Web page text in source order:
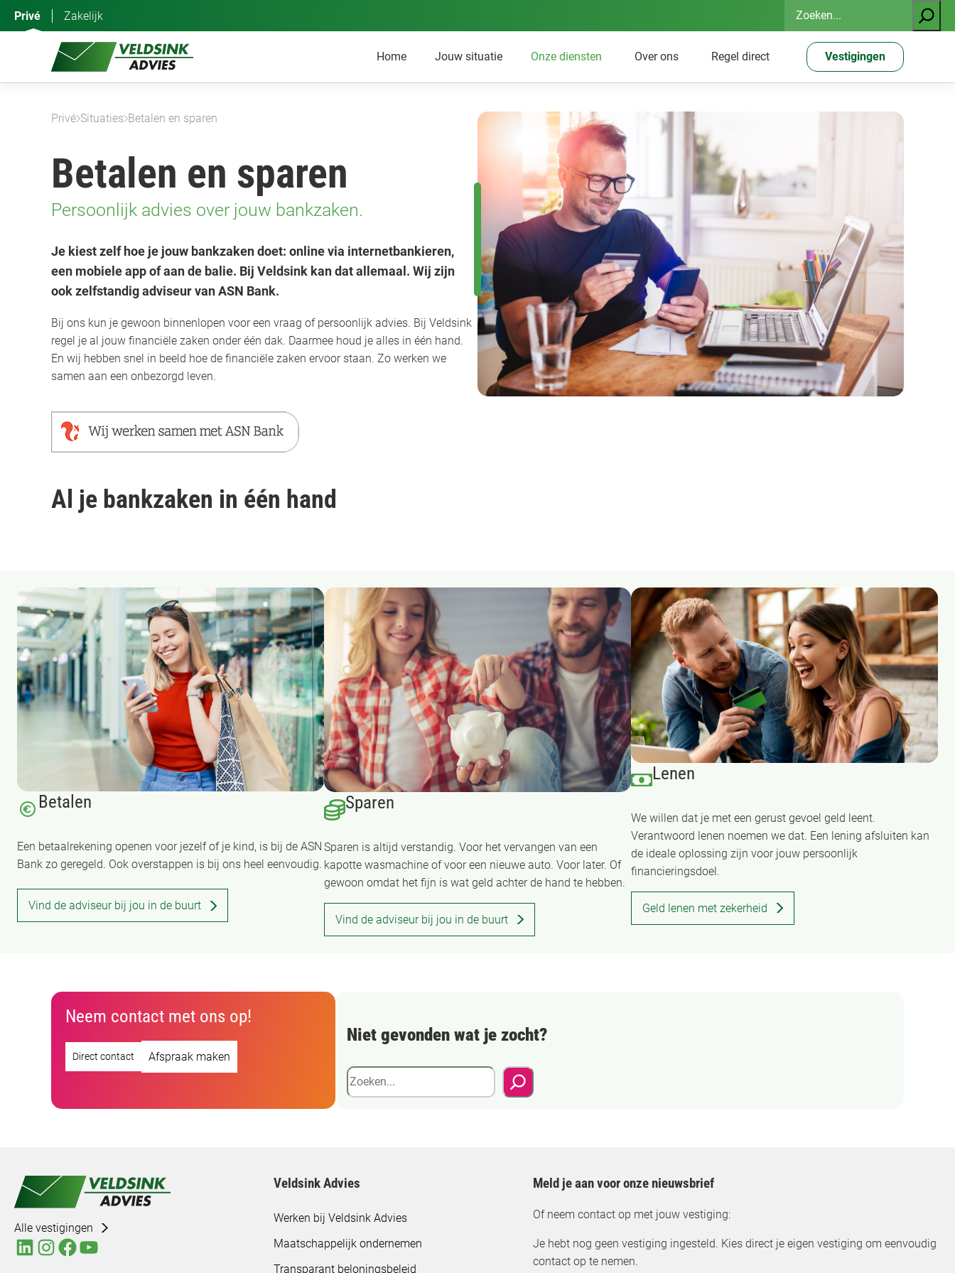
Privé Zakelijk
Zoeken
Home Jouw situatie Onze diensten Over ons Regel direct Vestigingen
Privé Situaties Betalen en sparen
Betalen en sparen
Persoonlijk advies over jouw bankzaken.
Je kiest zelf hoe je jouw bankzaken doet: online via internetbankieren,
een mobiele app of aan de balie. Bij Veldsink kan dat allemaal. Wij zijn
ook zelfstandig adviseur van ASN Bank.
Bij ons kun je gewoon binnenlopen voor een vraag of persoonlijk advies. Bij Veldsink
regel je al jouw financiële zaken onder één dak. Daarmee houd je alles in één hand.
En wij hebben snel in beeld hoe de financiële zaken ervoor staan. Zo werken we
samen aan een onbezorgd leven.
Al je bankzaken in één hand
Betalen
Een betaalrekening openen voor jezelf of je kind, is bij de ASN
Bank zo geregeld. Ook overstappen is bij ons heel eenvoudig.
Vind de adviseur bij jou in de buurt
Sparen
Sparen is altijd verstandig. Voor het vervangen van een
kapotte wasmachine of voor een nieuwe auto. Voor later. Of
gewoon omdat het fijn is wat geld achter de hand te hebben.
Vind de adviseur bij jou in de buurt
Lenen
We willen dat je met een gerust gevoel geld leent.
Verantwoord lenen noemen we dat. Een lening afsluiten kan
de ideale oplossing zijn voor jouw persoonlijk
financieringsdoel.
Geld lenen met zekerheid
Neem contact met ons op!
Direct contact Afspraak maken
Niet gevonden wat je zocht?
Z
o
Alle vestigingen
Veldsink Advies
Werken bij Veldsink Advies
Maatschappelijk ondernemen
Transparant beloningsbeleid
Meld je aan voor onze nieuwsbrief
Of neem contact op met jouw vestiging:
Je hebt nog geen vestiging ingesteld. Kies direct je eigen vestiging om eenvoudig
contact op te nemen.